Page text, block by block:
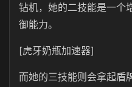
钻机，她的二技能是一个
御能力。
[虎牙奶瓶加速器]
而她的三技能则会拿起盾